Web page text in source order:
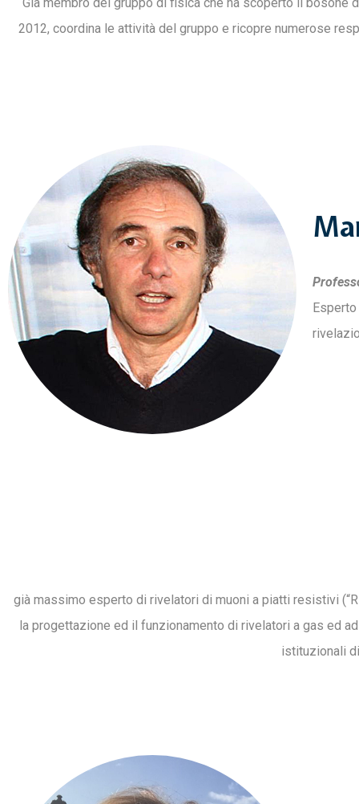
2012, coordina le attività del gruppo e ricopre numerose
già massimo esperto di rivelatori di muoni a piatti resistivi
la progettazione ed il funzionamento di rivelatori a gas ed
istituzionali